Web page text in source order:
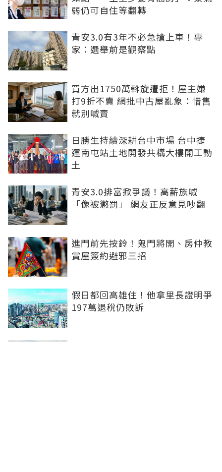
弱仍可自住等翻轉
青安3.0有3年不必急搶上車！專
家：選舉前是觀察點
買方出1750萬斡旋遭拒！屋主嫌
打9折不賣 網批中古屋亂象：惜售
就別喊賣
日勝生持續深耕台中市場 台中捷
運南屯站土地開發共構大樓開工動
土
青安3.0排富掀爭議！高薪族喊
「像被懲罰」 網友正反意見吵翻
進門前先按鈴！鬼門將開、房仲教
賞屋簽約避邪三招
假日都回高雄住！他拿里長證明爭
197萬退稅仍敗訴